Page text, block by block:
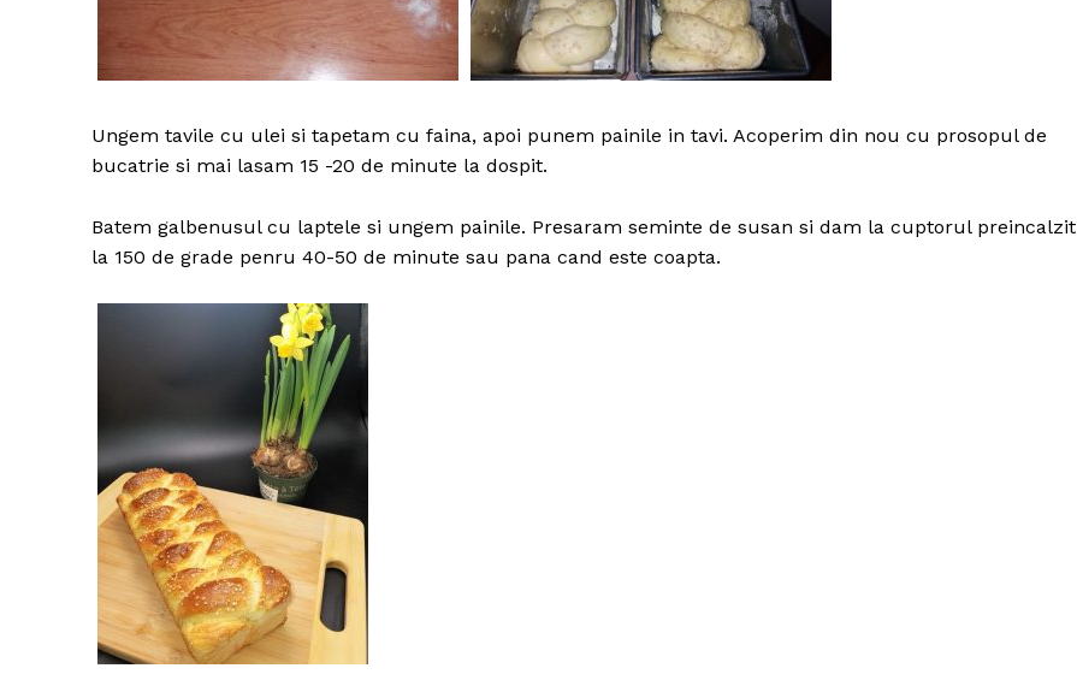
Politica de Confidențialitate
Despre mine
Ungem tavile cu ulei si tapetam cu faina, apoi punem painile in tavi. Acoperim din nou cu prosopul de
bucatrie si mai lasam 15 -20 de minute la dospit.
Batem galbenusul cu laptele si ungem painile. Presaram seminte de susan si dam la cuptorul preincalzit
la 150 de grade penru 40-50 de minute sau pana cand este coapta.